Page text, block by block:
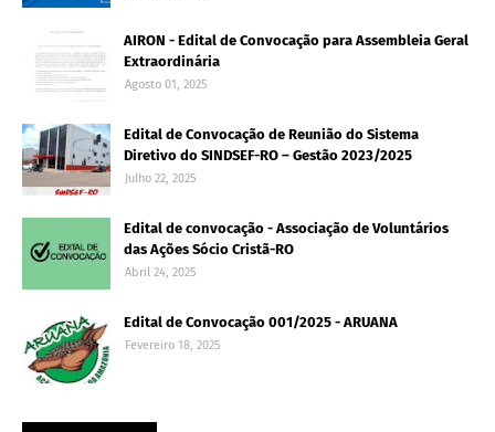
AIRON - Edital de Convocação para Assembleia Geral
Extraordinária
Agosto 01, 2025
Edital de Convocação de Reunião do Sistema
Diretivo do SINDSEF-RO – Gestão 2023/2025
Julho 22, 2025
Edital de convocação - Associação de Voluntários
das Ações Sócio Cristã-RO
Abril 24, 2025
Edital de Convocação 001/2025 - ARUANA
Fevereiro 18, 2025